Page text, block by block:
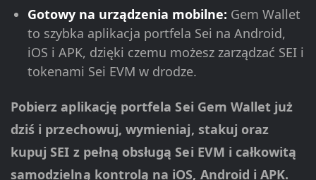
Gotowy na urządzenia mobilne: Gem Wallet
to szybka aplikacja portfela Sei na Android,
iOS i APK, dzięki czemu możesz zarządzać SEI i
tokenami Sei EVM w drodze.
Pobierz aplikację portfela Sei Gem Wallet już
dziś i przechowuj, wymieniaj, stakuj oraz
kupuj SEI z pełną obsługą Sei EVM i całkowitą
samodzielną kontrolą na iOS, Android i APK.